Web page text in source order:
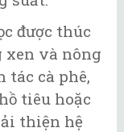
được thúc
và nông
tác cà phê,
tiêu hoặc
thiện hệ